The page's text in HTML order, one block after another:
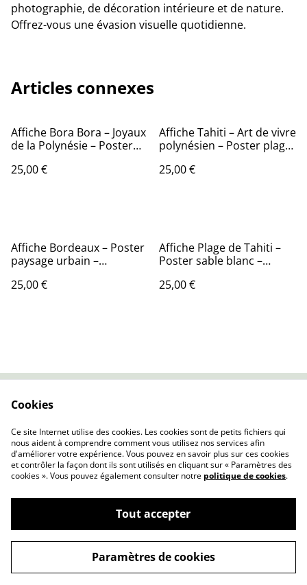
photographie, de décoration intérieure et de nature.
Offrez-vous une évasion visuelle quotidienne.
Articles connexes
Affiche Bora Bora – Joyaux
de la Polynésie – Poster
murale exotique
25,00 €
Affiche Tahiti – Art de vivre
polynésien – Poster plage
25,00 €
Affiche Bordeaux – Poster
paysage urbain –
moderne
25,00 €
Affiche Plage de Tahiti –
Poster sable blanc –
exotique
25,00 €
Politique de
confidentialité
Politique de cookies
©2026Affiche par Nature
powered by
Cookies
Ce site Internet utilise des cookies. Les cookies sont de petits fichiers qui
nous aident à comprendre comment vous utilisez nos services afin
d'améliorer votre expérience. Vous pouvez en savoir plus sur ces cookies
et contrôler la façon dont ils sont utilisés en cliquant sur « Paramètres des
cookies ». Vous pouvez également consulter notre politique de cookies.
Tout accepter
Paramètres de cookies